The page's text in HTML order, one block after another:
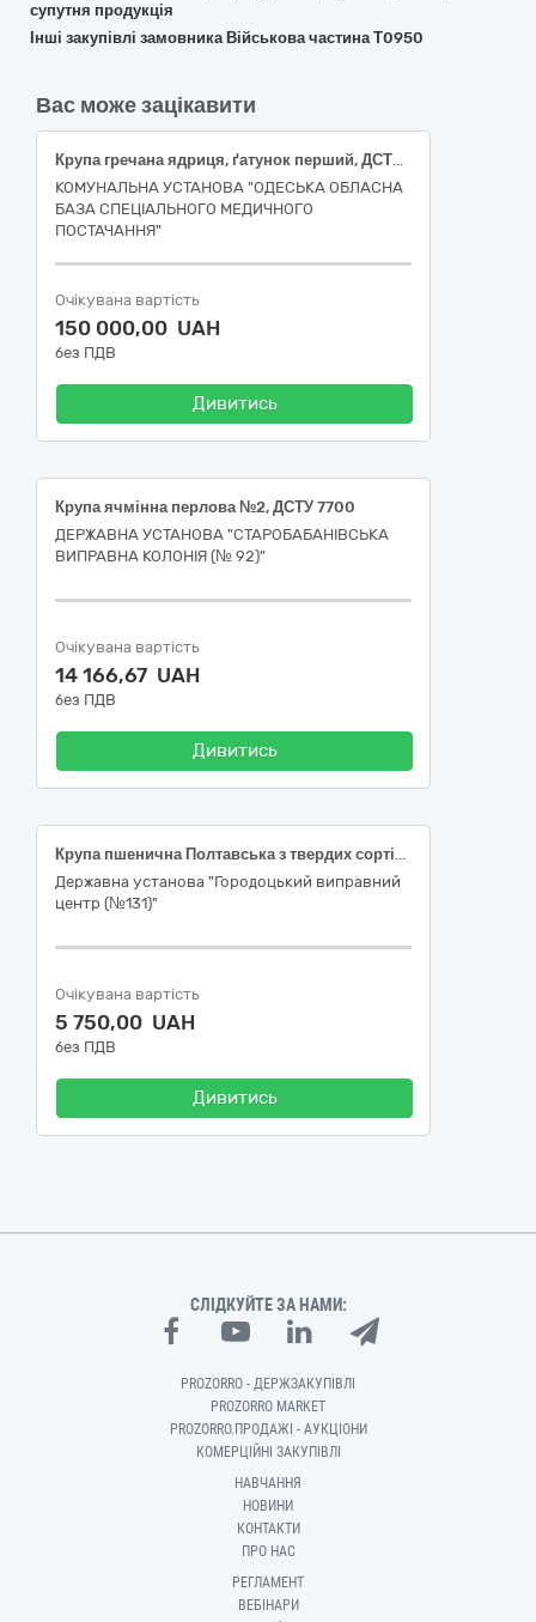
супутня продукція
Інші закупівлі замовника Військова частина Т0950
Вас може зацікавити
Крупа гречана ядриця, ґатунок перший, ДСТУ 7697 за кодом ДК 021:2015: 15610000-7 Продукція борошномельно-круп'яної промисловості
КОМУНАЛЬНА УСТАНОВА "ОДЕСЬКА ОБЛАСНА
БАЗА СПЕЦІАЛЬНОГО МЕДИЧНОГО
ПОСТАЧАННЯ"
Очікувана вартість
150 000,00 UAH
без ПДВ
Дивитись
Крупа ячмінна перлова №2, ДСТУ 7700
ДЕРЖАВНА УСТАНОВА "СТАРОБАБАНІВСЬКА
ВИПРАВНА КОЛОНІЯ (№ 92)"
Очікувана вартість
14 166,67 UAH
без ПДВ
Дивитись
Крупа пшенична Полтавська з твердих сортів пшениці, помел №2 (середній), ДСТУ 7699
Державна установа "Городоцький виправний
центр (№131)"
Очікувана вартість
5 750,00 UAH
без ПДВ
Дивитись
СЛІДКУЙТЕ ЗА НАМИ:
PROZORRO - ДЕРЖЗАКУПІВЛІ
PROZORRO MARKET
PROZORRO.ПРОДАЖІ - АУКЦІОНИ
КОМЕРЦІЙНІ ЗАКУПІВЛІ
НАВЧАННЯ
НОВИНИ
КОНТАКТИ
ПРО НАС
РЕГЛАМЕНТ
ВЕБІНАРИ